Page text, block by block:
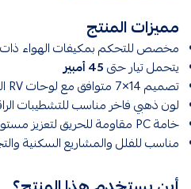
مميزات المنتج
مخصص للتحكم بمكيفات الهواء ذات
يتحمل تيار حتى45 أمبير
تصميم 14×7 متوافق مع لوحات RV المزدوجة
لون ذهبي فاخر مناسب للتشطيبات
خامة PC مقاومة للحريق لتعزيز مستوى الأمان
مناسب للفلل والمشاريع السكنية